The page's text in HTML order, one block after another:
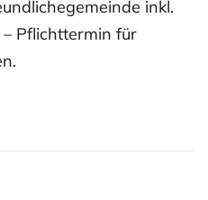
inkl.
Pflichttermin für